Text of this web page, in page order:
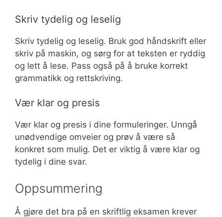
Skriv tydelig og leselig
Skriv tydelig og leselig. Bruk god håndskrift eller
skriv på maskin, og sørg for at teksten er ryddig
og lett å lese. Pass også på å bruke korrekt
grammatikk og rettskriving.
Vær klar og presis
Vær klar og presis i dine formuleringer. Unngå
unødvendige omveier og prøv å være så
konkret som mulig. Det er viktig å være klar og
tydelig i dine svar.
Oppsummering
Å gjøre det bra på en skriftlig eksamen krever